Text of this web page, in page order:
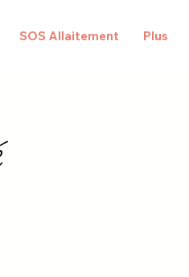
SOS Allaitement Plus